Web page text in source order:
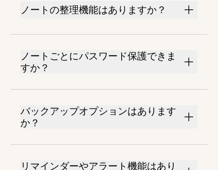
ノートの整理機能はありますか？
ノートごとにパスワード保護できま
すか？
バックアップオプションはあります
か？
リマインダーやアラート機能はあり